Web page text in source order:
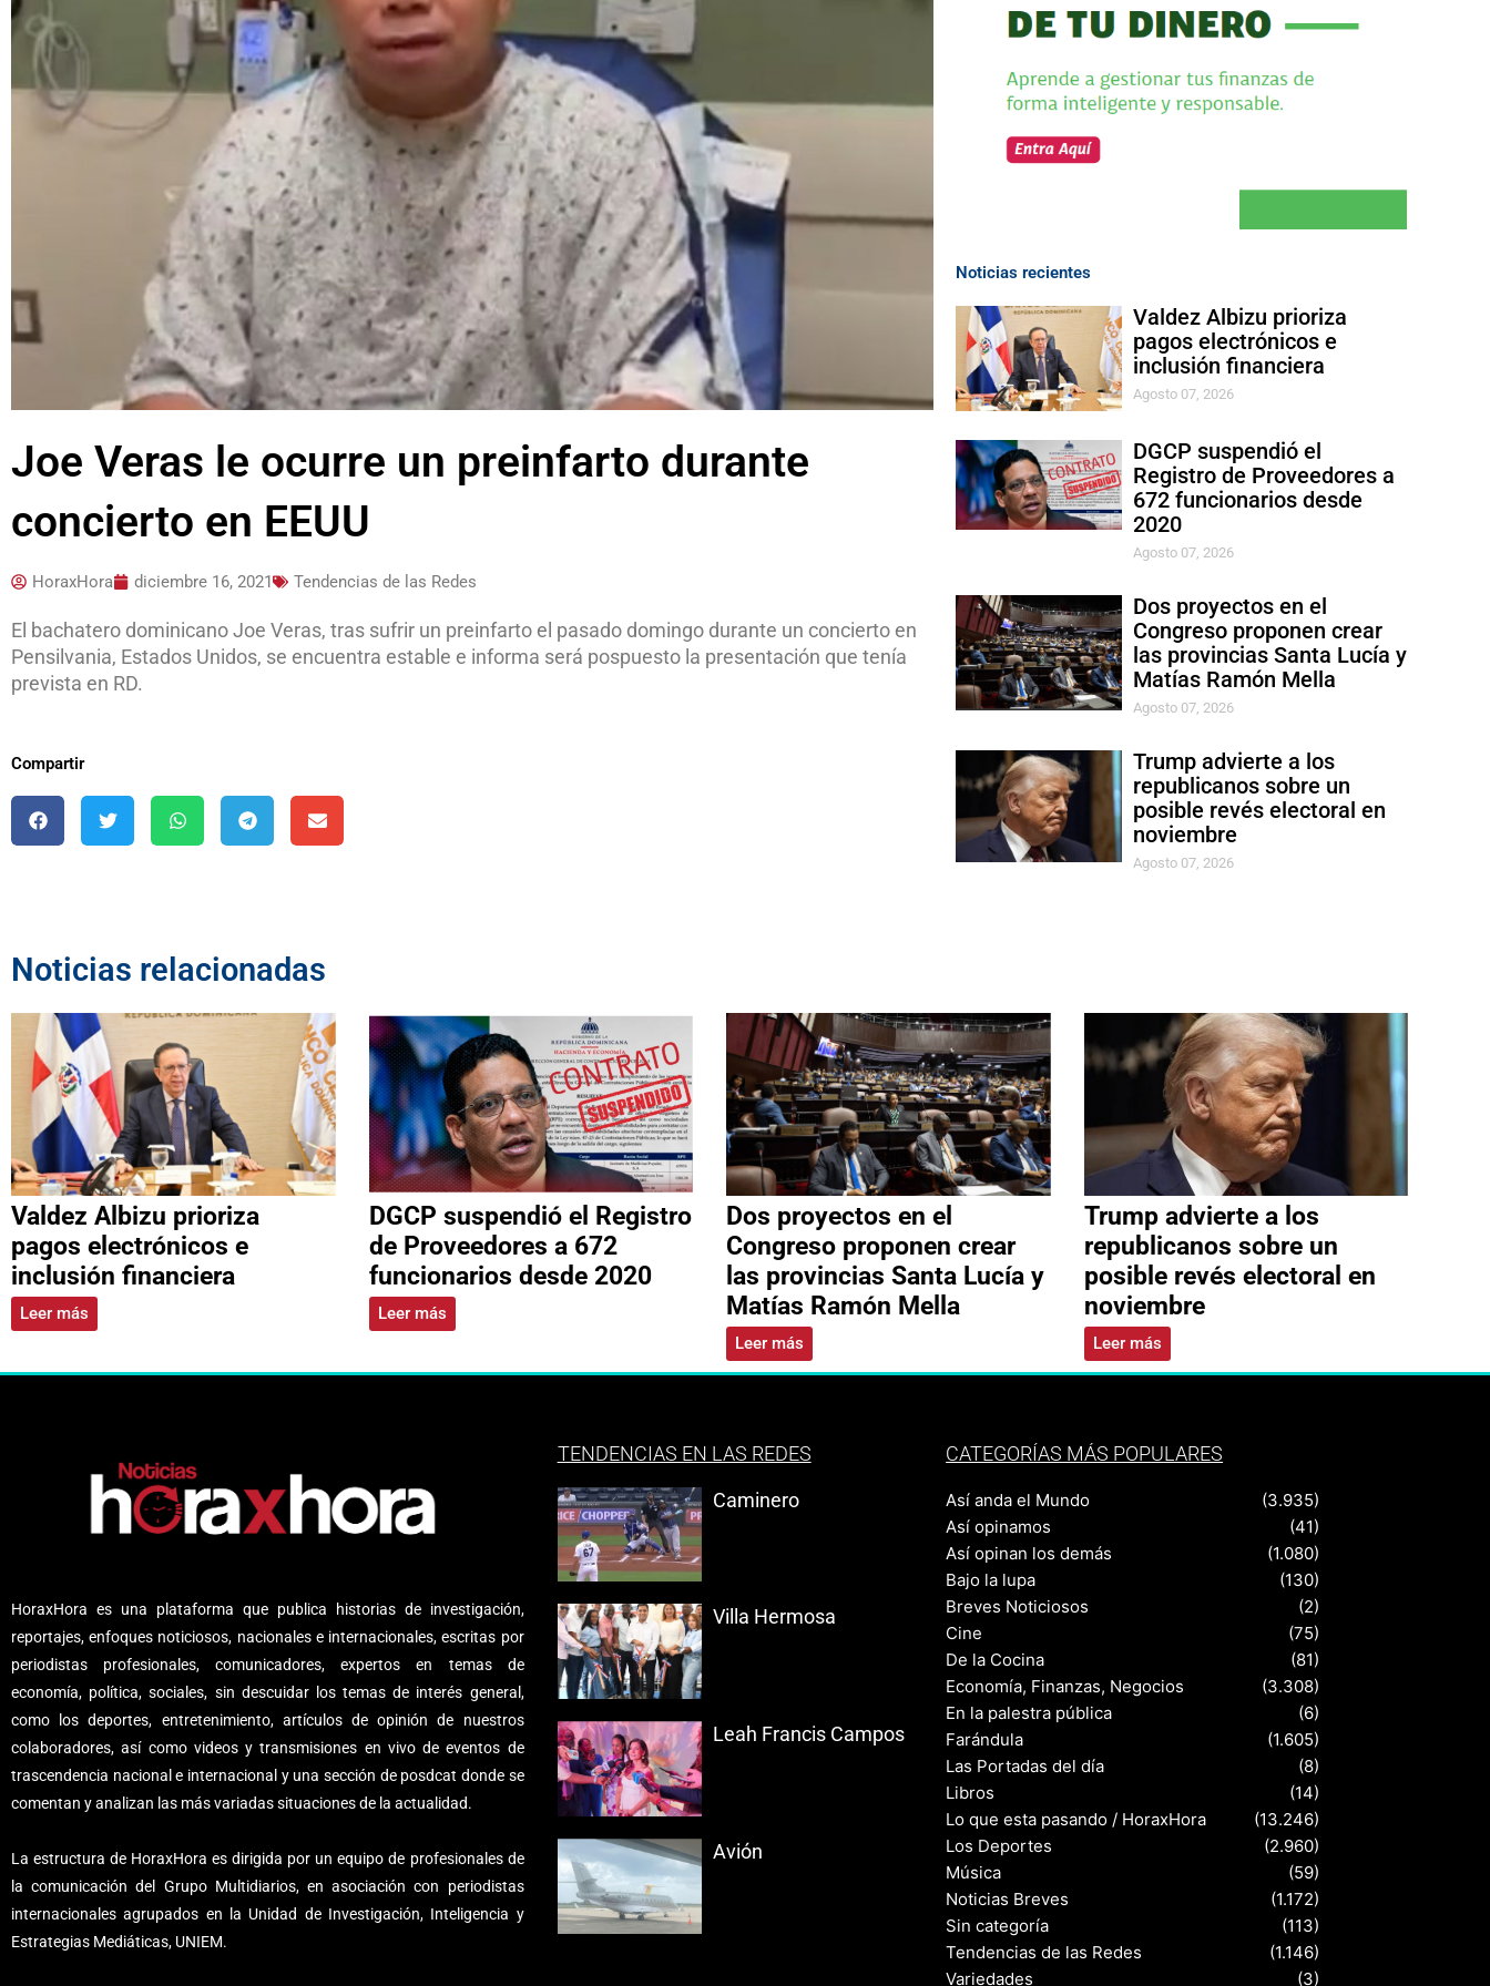
Joe Veras le ocurre un preinfarto durante
concierto en EEUU
HoraxHora diciembre 16, 2021 Tendencias de las Redes
El bachatero dominicano Joe Veras, tras sufrir un preinfarto el pasado domingo durante un concierto en
Pensilvania, Estados Unidos, se encuentra estable e informa será pospuesto la presentación que tenía
prevista en RD.
Compartir
Noticias recientes
Valdez Albizu prioriza
pagos electrónicos e
inclusión financiera
Agosto 07, 2026
DGCP suspendió el
Registro de Proveedores a
672 funcionarios desde
2020
Agosto 07, 2026
Dos proyectos en el
Congreso proponen crear
las provincias Santa Lucía y
Matías Ramón Mella
Agosto 07, 2026
Trump advierte a los
republicanos sobre un
posible revés electoral en
noviembre
Agosto 07, 2026
Noticias relacionadas
Valdez Albizu prioriza
pagos electrónicos e
inclusión financiera
Leer más
DGCP suspendió el Registro
de Proveedores a 672
funcionarios desde 2020
Leer más
Dos proyectos en el
Congreso proponen crear
las provincias Santa Lucía y
Matías Ramón Mella
Leer más
Trump advierte a los
republicanos sobre un
posible revés electoral en
noviembre
Leer más
HoraxHora es una plataforma que publica historias de investigación,
reportajes, enfoques noticiosos, nacionales e internacionales, escritas por
periodistas profesionales, comunicadores, expertos en temas de
economía, política, sociales, sin descuidar los temas de interés general,
como los deportes, entretenimiento, artículos de opinión de nuestros
colaboradores, así como videos y transmisiones en vivo de eventos de
trascendencia nacional e internacional y una sección de posdcat donde se
comentan y analizan las más variadas situaciones de la actualidad.
La estructura de HoraxHora es dirigida por un equipo de profesionales de
la comunicación del Grupo Multidiarios, en asociación con periodistas
internacionales agrupados en la Unidad de Investigación, Inteligencia y
Estrategias Mediáticas, UNIEM.
TENDENCIAS EN LAS REDES
Caminero
Villa Hermosa
Leah Francis Campos
Avión
CATEGORÍAS MÁS POPULARES
Así anda el Mundo
(3.935)
Así opinamos
(41)
Así opinan los demás
(1.080)
Bajo la lupa
(130)
Breves Noticiosos
(2)
Cine
(75)
De la Cocina
(81)
Economía, Finanzas, Negocios
(3.308)
En la palestra pública
(6)
Farándula
(1.605)
Las Portadas del día
(8)
Libros
(14)
Lo que esta pasando / HoraxHora
(13.246)
Los Deportes
(2.960)
Música
(59)
Noticias Breves
(1.172)
Sin categoría
(113)
Tendencias de las Redes
(1.146)
Variedades
(3)